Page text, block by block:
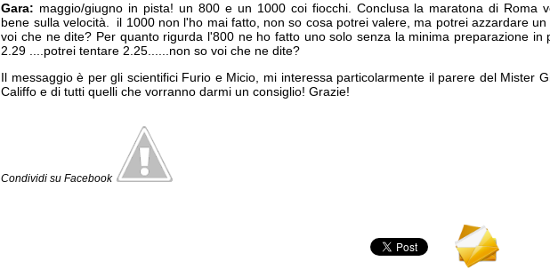
Gara: maggio/giugno in pista! un 800 e un 1000 coi fiocchi. Conclusa la maratona di Roma
bene sulla velocità. il 1000 non l'ho mai fatto, non so cosa potrei valere, ma potrei azzardare
voi che ne dite? Per quanto rigurda l'800 ne ho fatto uno solo senza la minima preparazione in
2.29 ....potrei tentare 2.25......non so voi che ne dite?
Il messaggio è per gli scientifici Furio e Micio, mi interessa particolarmente il parere del Mister
Califfo e di tutti quelli che vorranno darmi un consiglio! Grazie!
Condividi su Facebook